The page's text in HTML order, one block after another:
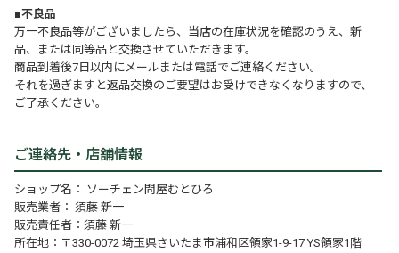
■不良品
万一不良品等がございましたら、当店の在庫状況を確認のうえ、新
品、または同等品と交換させていただきます。
商品到着後7日以内にメールまたは電話でご連絡ください。
それを過ぎますと返品交換のご要望はお受けできなくなりますので、
ご了承ください。
ご連絡先・店舗情報
ショップ名： ソーチェン問屋むとひろ
販売業者： 須藤 新一
販売責任者：須藤 新一
所在地：〒330-0072 埼玉県さいたま市浦和区領家1-9-17 YS領家1階